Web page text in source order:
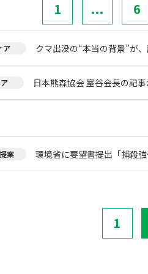
1 ... 6
ア クマ出没の“本当の背景”が
日本熊森協会 室谷会長の記
案 環境省に要望書提出「捕殺
1